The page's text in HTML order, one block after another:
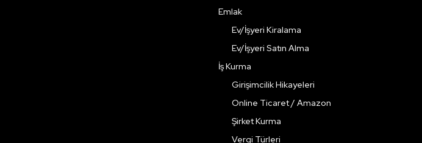
Emlak
Ev/İşyeri Kiralama
Ev/İşyeri Satın Alma
İş Kurma
Girişimcilik Hikayeleri
Online Ticaret / Amazon
Şirket Kurma
Vergi Türleri